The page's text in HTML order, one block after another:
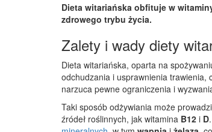
Dieta witariańska obfituje w
zdrowego trybu życia.
Zalety i wady diety
Dieta witariańska, oparta na
odchudzania i usprawnienia trawienia,
narzuca pewne ograniczenia i
Taki sposób odżywiania może
źródeł roślinnych, jak witamina B12 i D